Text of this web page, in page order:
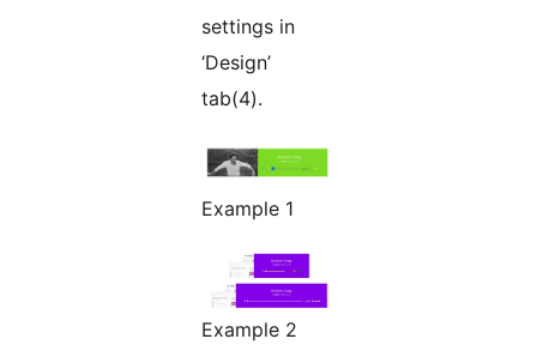
settings in
‘Design’
tab(4).
Example 1
Example 2